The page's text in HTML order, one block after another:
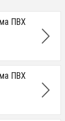
ПВХ
ПВХ